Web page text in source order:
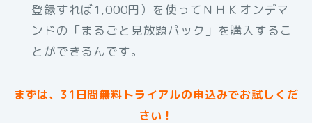
登録すれば1,000円）を使ってＮＨＫオンデマ
ンドの「まるごと見放題パック」を購入するこ
とができるんです。
まずは、31日間無料トライアルの申込みでお試しくだ
さい！